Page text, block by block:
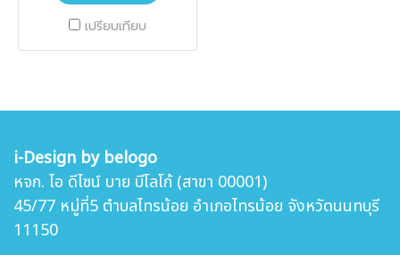
เปรียบเทียบ
i-Design by belogo
หจก. ไอ ดีไซน์ บาย บีโลโก้ (สาขา 00001)
45/77 หมู่ที่5 ตำบลไทรน้อย อำเภอไทรน้อย จังหวัดนนทบุรี
11150